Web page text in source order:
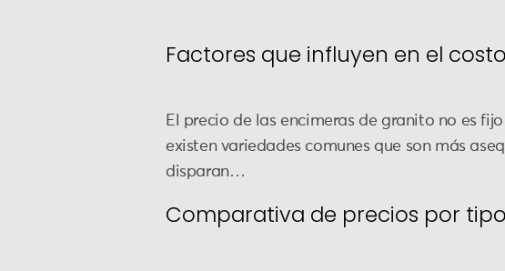
Factores que influyen en el costo
El precio de las encimeras de granito no es
existen variedades comunes que son más
disparan…
Comparativa de precios por